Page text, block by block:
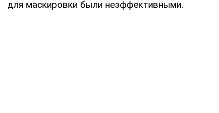
для маскировки были неэффективными.